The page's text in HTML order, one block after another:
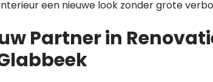
een nieuwe look zonder grote
Partner in